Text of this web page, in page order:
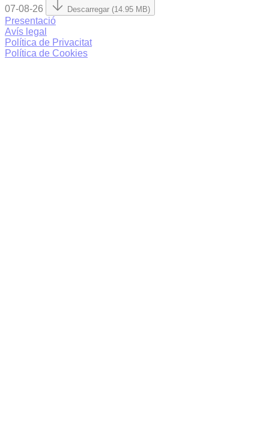
07-08-26 Descarregar (14.95 MB)
Presentació
Avís legal
Política de Privacitat
Política de Cookies